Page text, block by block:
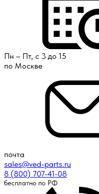
Пн – Пт, с 3 до 15
по Москве
почта
sales@ved-parts.ru
8 (800) 707-41-08
бесплатно по РФ